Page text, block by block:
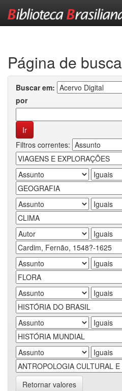
Página de busca
Buscar em:
por
Filtros correntes:
Retornar valores